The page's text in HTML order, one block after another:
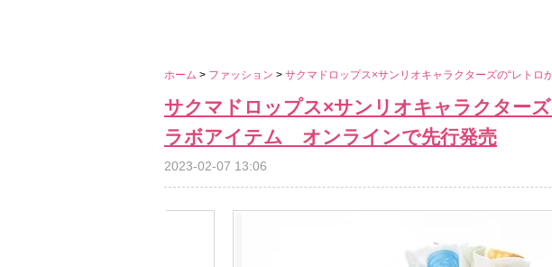
ホーム > ファッション > サクマドロップス×サンリオキャラクターズの“レト
サクマドロップス×サンリオキャラクター
ラボアイテム オンラインで先行発売
2023-02-07 13:06